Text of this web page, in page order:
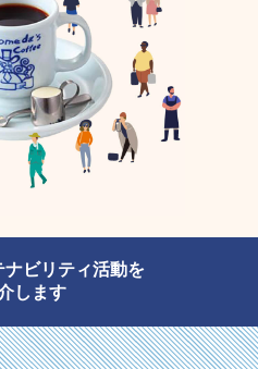
ナビリティ活動を
します